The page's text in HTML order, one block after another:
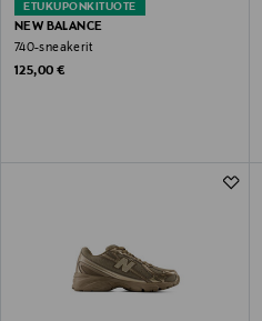
ETUKUPONKITUOTE
NEW BALANCE
740-sneakerit
Original Price
125,00 €